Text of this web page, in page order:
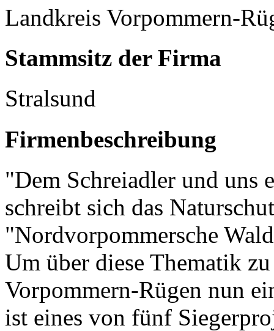
Landkreis Vorpommern-
Stammsitz der Firma
Stralsund
Firmenbeschreibung
"Dem Schreiadler und
schreibt sich das
"Nordvorpommersche
Um über diese Thematik
Vorpommern-Rügen nun
ist eines von fünf